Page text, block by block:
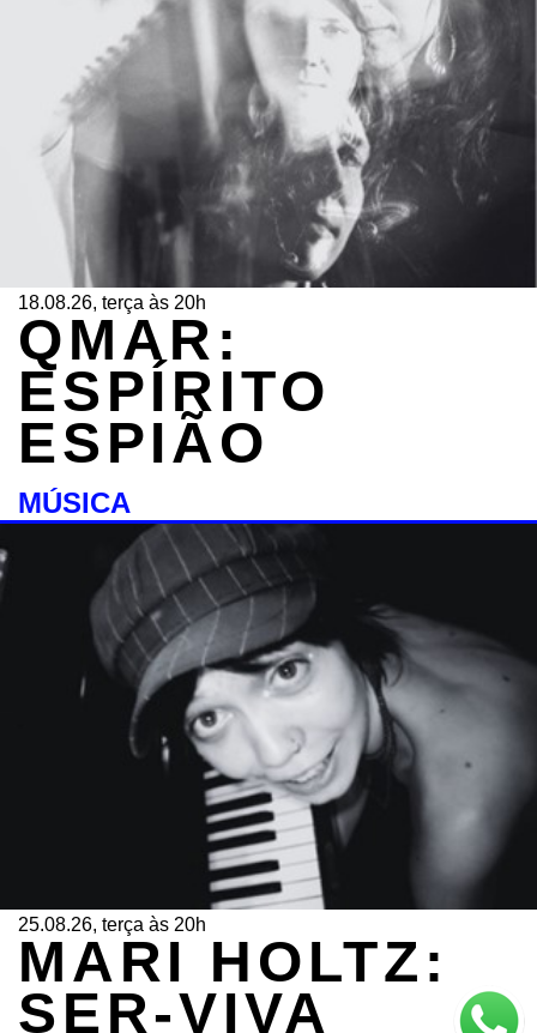
18.08.26, terça às 20h
QMAR:
ESPÍRITO
ESPIÃO
MÚSICA
25.08.26, terça às 20h
MARI HOLTZ:
SER-VIVA